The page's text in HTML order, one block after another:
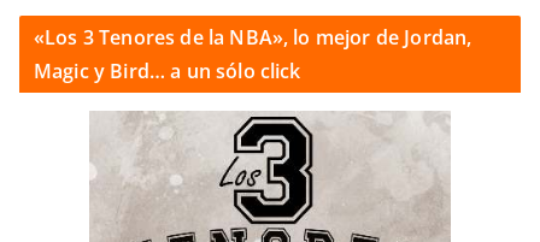
«Los 3 Tenores de la NBA», lo mejor de Jordan,
Magic y Bird… a un sólo click